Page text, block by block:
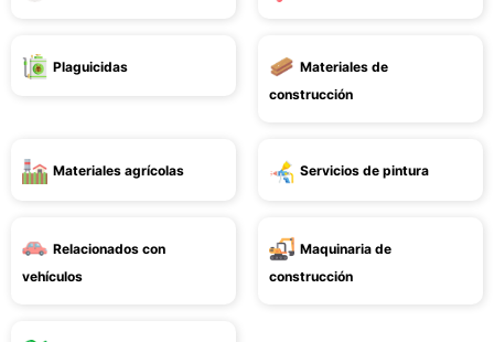
Plaguicidas
Materiales de
construcción
Materiales agrícolas Servicios de pintura
Relacionados con
vehículos
Maquinaria de
construcción